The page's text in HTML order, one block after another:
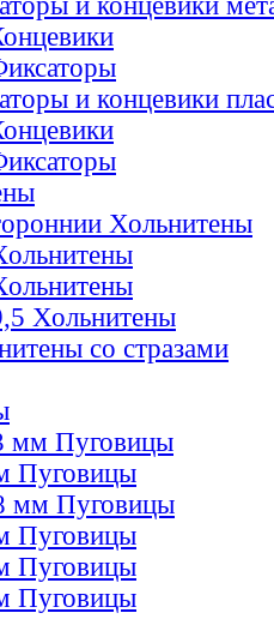
и концевики
Хольнитены
Хольнитены
со стразами
мм Пуговицы
Пуговицы
мм Пуговицы
Пуговицы
Пуговицы
Пуговицы